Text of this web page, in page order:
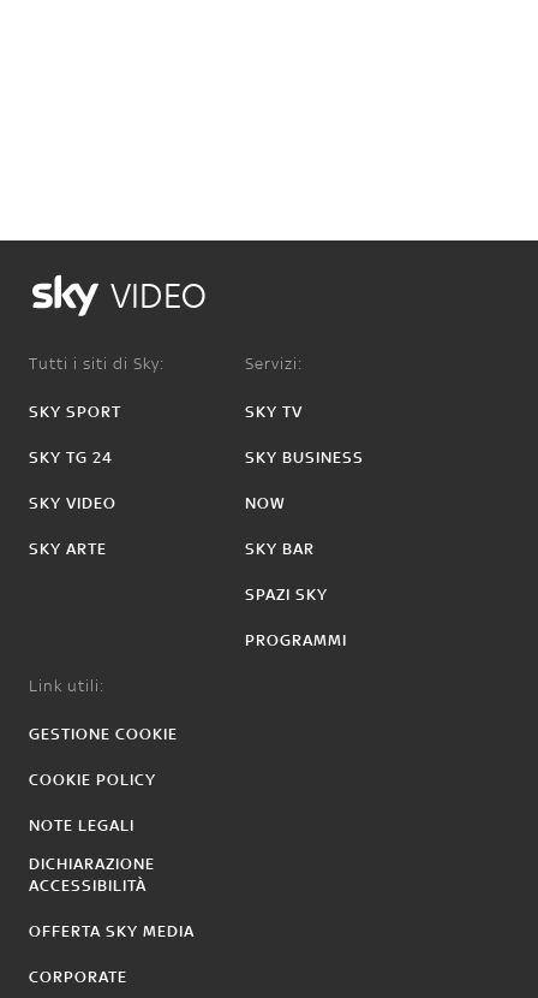
VIDEO
Tutti i siti di Sky:
SKY SPORT
SKY TG 24
SKY VIDEO
SKY ARTE
Servizi:
SKY TV
SKY BUSINESS
NOW
SKY BAR
SPAZI SKY
PROGRAMMI
Link utili:
GESTIONE COOKIE
COOKIE POLICY
NOTE LEGALI
DICHIARAZIONE
ACCESSIBILITÀ
OFFERTA SKY MEDIA
CORPORATE